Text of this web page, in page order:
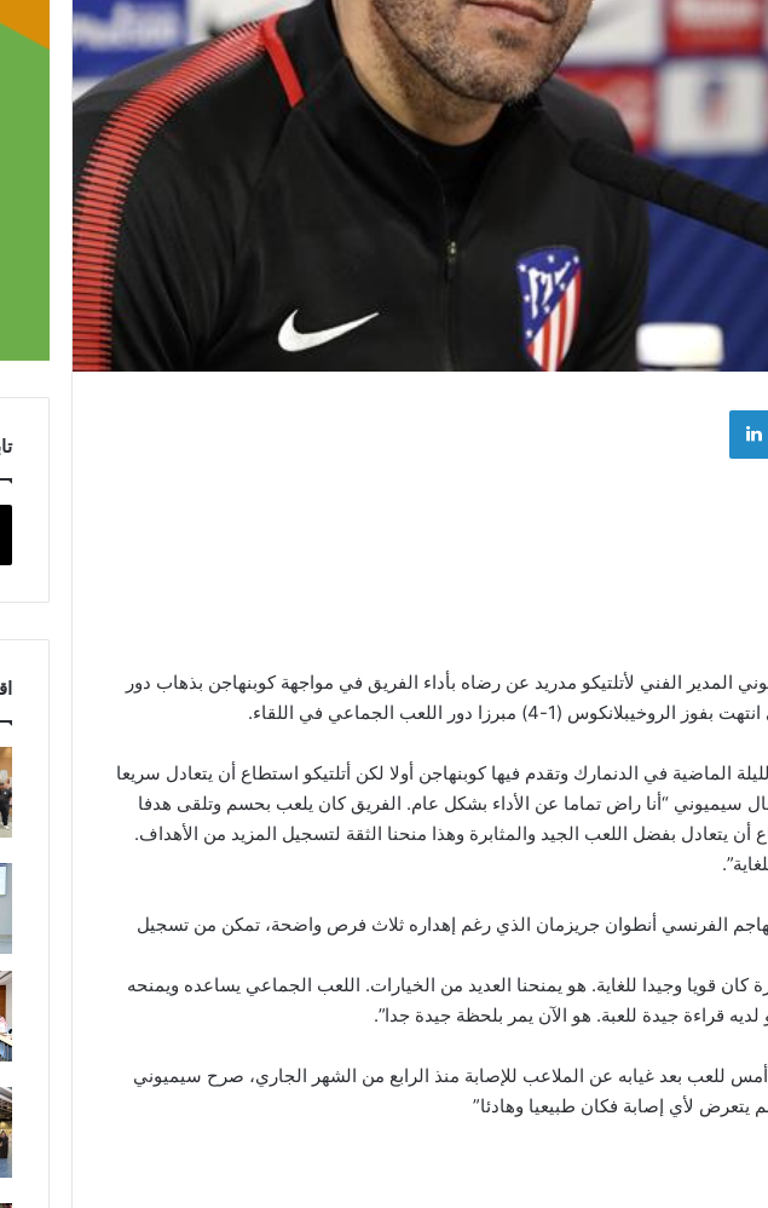
لينكدإن
المدير الفني لأتلتيكو مدريد عن رضاه بأداء الفريق في مواجهة كوبنهاجن بذهاب دور
الماضية في الدنمارك وتقدم فيها كوبنهاجن أولا لكن أتلتيكو استطاع أن يتعادل سريعا
سيميوني “أنا راض تماما عن الأداء بشكل عام. الفريق كان يلعب بحسم وتلقى هدفا
أن يتعادل بفضل اللعب الجيد والمثابرة وهذا منحنا الثقة لتسجيل المزيد من الأهداف.
الفرنسي أنطوان جريزمان الذي رغم إهداره ثلاث فرص واضحة، تمكن من تسجيل
كان قويا وجيدا للغاية. هو يمنحنا العديد من الخيارات. اللعب الجماعي يساعده ويمنحه
قراءة جيدة للعبة. هو الآن يمر بلحظة جيدة جدا”.
للعب بعد غيابه عن الملاعب للإصابة منذ الرابع من الشهر الجاري، صرح سيميوني
يتعرض لأي إصابة فكان طبيعيا وهادئا”